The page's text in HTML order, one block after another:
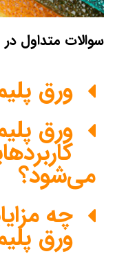
سوالات متداول
ورق
ورق
می‌شود؟
چه
ورق